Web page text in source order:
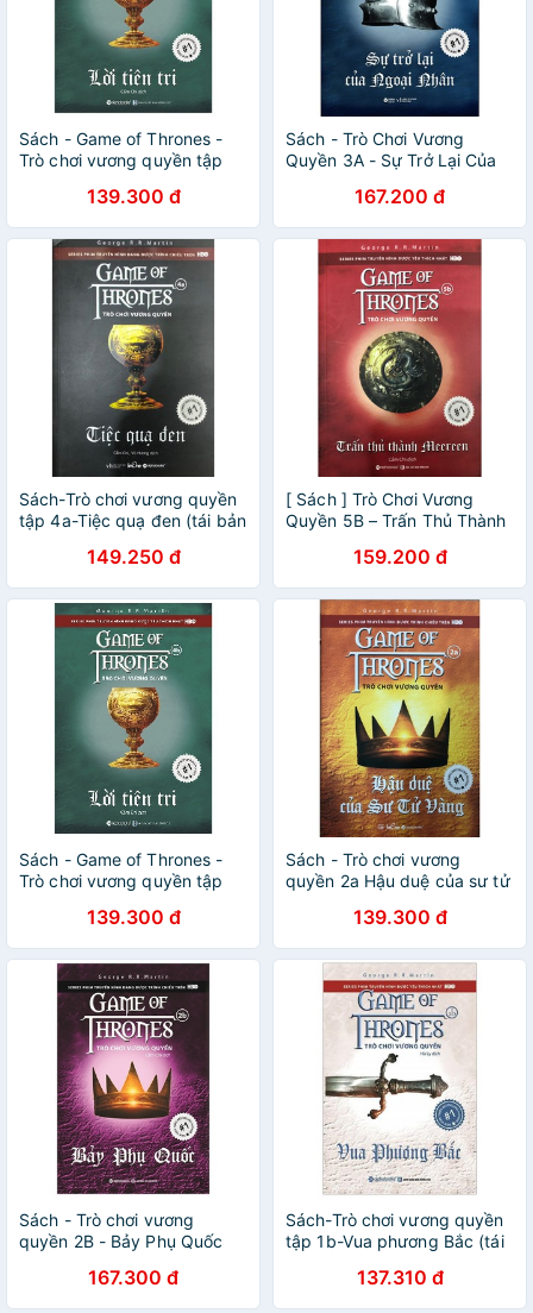
Sách - Game of Thrones -
Trò chơi vương quyền tập
139.300 đ
Sách - Trò Chơi Vương
Quyền 3A - Sự Trở Lại Của
167.200 đ
Sách-Trò chơi vương quyền
tập 4a-Tiệc quạ đen (tái bản
149.250 đ
[ Sách ] Trò Chơi Vương
Quyền 5B – Trấn Thủ Thành
159.200 đ
Sách - Game of Thrones -
Trò chơi vương quyền tập
139.300 đ
Sách - Trò chơi vương
quyền 2a Hậu duệ của sư tử
139.300 đ
Sách - Trò chơi vương
quyền 2B - Bảy Phụ Quốc
167.300 đ
Sách-Trò chơi vương quyền
tập 1b-Vua phương Bắc (tái
137.310 đ